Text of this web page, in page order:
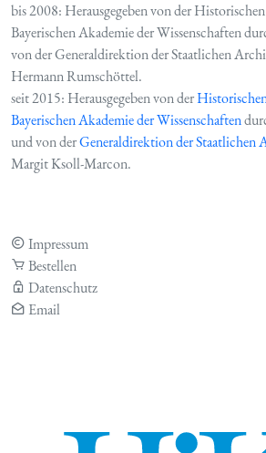
bis 2008: Herausgegeben von der
Bayerischen Akademie der Wissenschaften
von der Generaldirektion der Staatlichen
Hermann Rumschöttel.
seit 2015: Herausgegeben von der
Bayerischen Akademie der Wissenschaften
und von derGeneraldirektion der Staatlichen
Margit Ksoll-Marcon.
Impressum
Bestellen
Datenschutz
Email